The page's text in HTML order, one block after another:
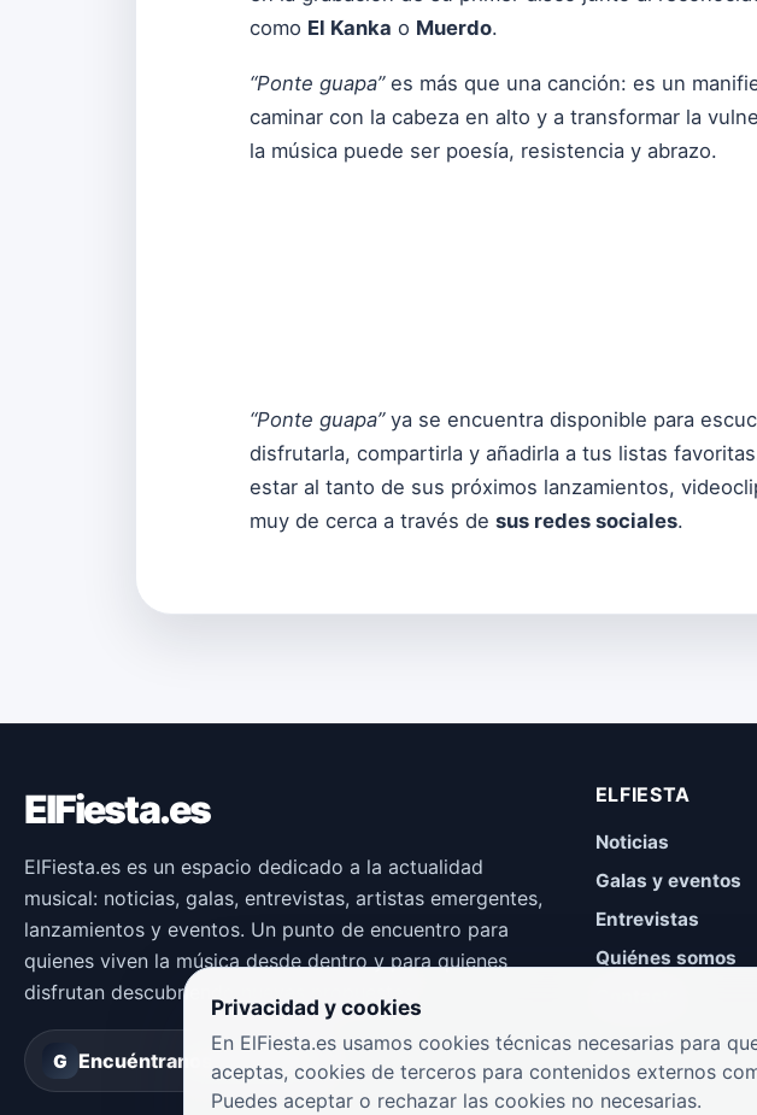
como El Kanka o Muerdo.
“Ponte guapa”es más que una canción: es un
caminar con la cabeza en alto y a transformar la
la música puede ser poesía, resistencia y abrazo.
“Ponte guapa”ya se encuentra disponible para
disfrutarla, compartirla y añadirla a tus listas
estar al tanto de sus próximos lanzamientos,
muy de cerca a través de sus redes sociales.
ElFiesta.es
ElFiesta.es es un espacio dedicado a la actualidad
musical: noticias, galas, entrevistas, artistas emergentes,
lanzamientos y eventos. Un punto de encuentro para
quienes viven la música desde dentro y para quienes
disfrutan descubriendo nuevas propuestas.
G Encuéntranos en Groover
ELFIESTA
Noticias
Galas y eventos
Entrevistas
Quiénes somos
Privacidad y cookies
En ElFiesta.es usamos cookies técnicas necesarias para
aceptas, cookies de terceros para contenidos externos
Puedes aceptar o rechazar las cookies no necesarias.